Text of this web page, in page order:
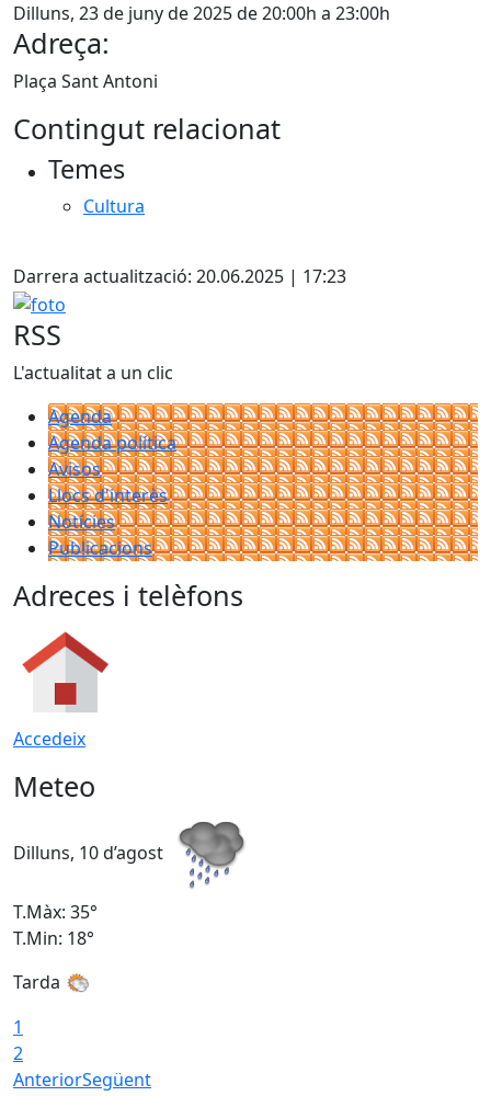
Dilluns, 23 de juny de 2025 de 20:00h a 23:00h
Adreça:
Plaça Sant Antoni
Contingut relacionat
Temes
Cultura
Darrera actualització: 20.06.2025 | 17:23
foto
RSS
L'actualitat a un clic
Agenda
Agenda política
Avisos
Llocs d'interès
Notícies
Publicacions
Adreces i telèfons
Accedeix
Meteo
Dilluns, 10 d’agost
T.Màx: 35°
T.Min: 18°
Tarda
1
2
AnteriorSegüent